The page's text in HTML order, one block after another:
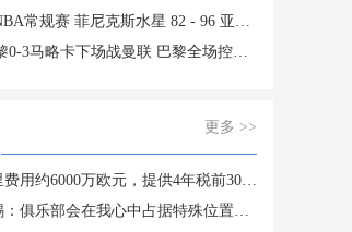
菲尼克斯水星 82 - 96 亚特兰大梦想 全场集锦
卡下场战曼联 巴黎全场控球近6成+8射3正未果
更多 >>
6000万欧元，提供4年税前3000万欧合同
乐部会在我心中占据特殊位置，感谢所有